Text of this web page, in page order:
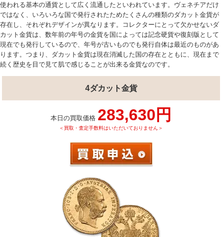
使われる基本の通貨として広く流通したといわれています。ヴェネチアだけ
ではなく、いろいろな国で発行されたためたくさんの種類のダカット金貨が
存在し、それぞれデザインが異なります。コレクターにとって欠かせないダ
カット金貨は、数年前の年号の金貨を国によっては記念硬貨や復刻版として
現在でも発行しているので、年号が古いものでも発行自体は最近のものがあ
ります。つまり、ダカット金貨は現在消滅した国の存在とともに、現在まで
続く歴史を目で見て肌で感じることが出来る金貨なのです。
4ダカット金貨
本日の買取価格 283,630円
＜買取・査定手数料はいただいておりません＞